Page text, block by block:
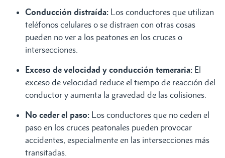
Conducción distraída: Los conductores que utilizan
teléfonos celulares o se distraen con otras cosas
pueden no ver a los peatones en los cruces o
intersecciones.
Exceso de velocidad y conducción temeraria: El
exceso de velocidad reduce el tiempo de reacción del
conductor y aumenta la gravedad de las colisiones.
No ceder el paso: Los conductores que no ceden el
paso en los cruces peatonales pueden provocar
accidentes, especialmente en las intersecciones más
transitadas.